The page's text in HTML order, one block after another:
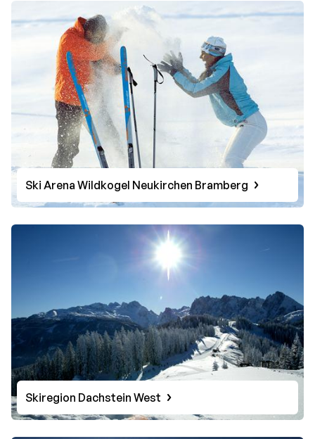
Ski Arena Wildkogel Neukirchen Bramberg
Skiregion Dachstein West